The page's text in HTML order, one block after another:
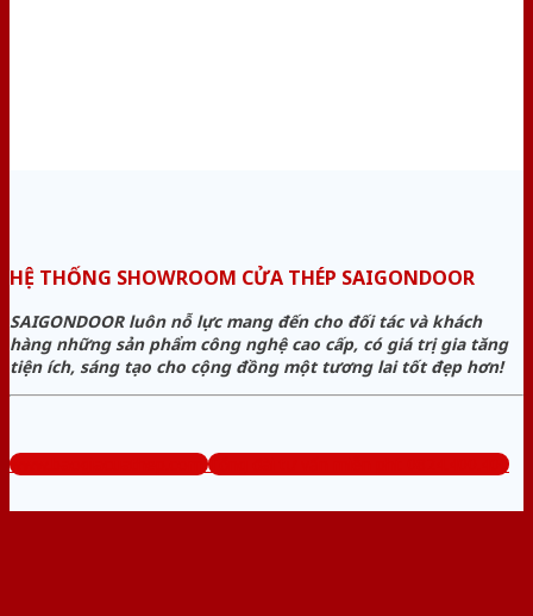
HỆ THỐNG SHOWROOM CỬA THÉP SAIGONDOOR
SAIGONDOOR luôn nỗ lực mang đến cho đối tác và khách
hàng những sản phẩm công nghệ cao cấp, có giá trị gia tăng
tiện ích, sáng tạo cho cộng đồng một tương lai tốt đẹp hơn!
www.baogiacuathep.com Tổng đài tư vấn miễn phí: 0824.400.400